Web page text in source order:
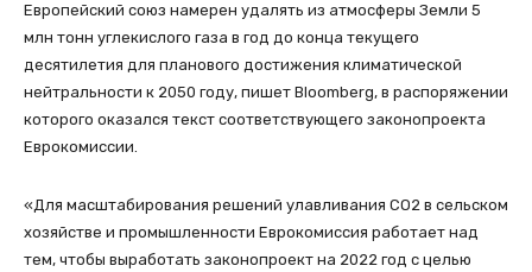
Европейский союз намерен удалять из атмосферы Земли 5
млн тонн углекислого газа в год до конца текущего
десятилетия для планового достижения климатической
нейтральности к 2050 году, пишет Bloomberg, в распоряжении
которого оказался текст соответствующего законопроекта
Еврокомиссии.
«Для масштабирования решений улавливания СО2 в сельском
хозяйстве и промышленности Еврокомиссия работает над
тем, чтобы выработать законопроект на 2022 год с целью